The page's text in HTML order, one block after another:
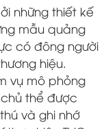
những thiết kế
mẫu quảng
có đông người
hiệu.
vụ mô phỏng
thể được
và ghi nhớ